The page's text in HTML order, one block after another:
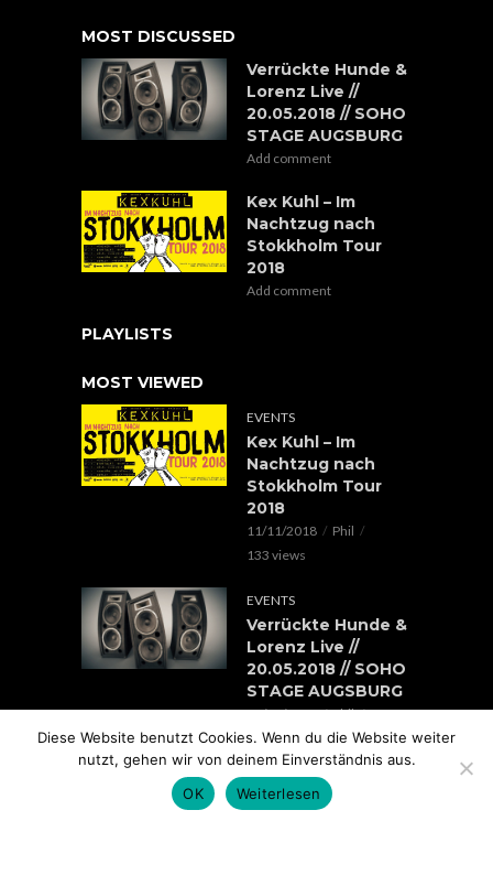
MOST DISCUSSED
Verrückte Hunde &
Lorenz Live //
20.05.2018 // SOHO
STAGE AUGSBURG
Add comment
Kex Kuhl – Im
Nachtzug nach
Stokkholm Tour
2018
Add comment
PLAYLISTS
MOST VIEWED
EVENTS
Kex Kuhl – Im
Nachtzug nach
Stokkholm Tour
2018
11/11/2018
Phil
133 views
EVENTS
Verrückte Hunde &
Lorenz Live //
20.05.2018 // SOHO
STAGE AUGSBURG
05/05/2018
Phil
100 views
Rap im Ring 2017
Diese Website benutzt Cookies. Wenn du die Website weiter
nutzt, gehen wir von deinem Einverständnis aus.
OK
Weiterlesen